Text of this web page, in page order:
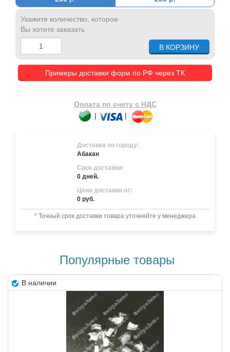
Укажите количество, которое
Вы хотите заказать
Примеры доставки форм по РФ через ТК
Оплата по счету с НДС
|
|
Доставка по городу:
Абакан
Срок доставки:
0 дней.
Цена доставки от:
0 руб.
* Точный срок доставки товара уточняйте у менеджера
Популярные товары
В наличии